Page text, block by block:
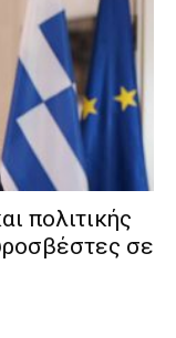
πολιτικής
σε